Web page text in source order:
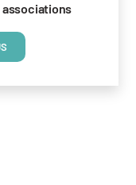
associations